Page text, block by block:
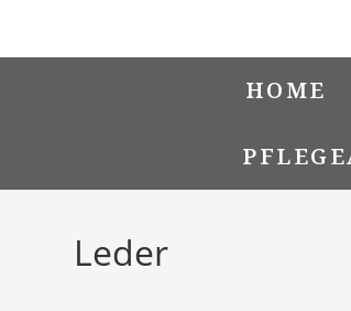
HOME
Leder